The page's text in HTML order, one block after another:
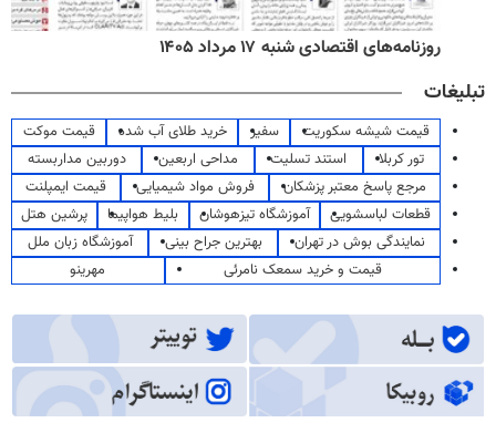
روزنامه‌های اقتصادی شنبه ۱۷ مرداد ۱۴۰۵
تبلیغات
قیمت شیشه سکوریت سفیر خرید طلای آب شده
قیمت موکت
تور کربلا
استند تسلیت مداحی اربعین
دوربین مداربسته
مرجع پاسخ معتبر پزشکان
فروش مواد شیمیایی
قیمت ایمپلنت
قطعات لباسشویی
آموزشگاه تیزهوشان بلیط هواپیما
پرشین هتل
نمایندگی بوش در تهران
بهترین جراح بینی
آموزشگاه زبان ملل
قیمت و خرید سمعک نامرئی
مهرینو